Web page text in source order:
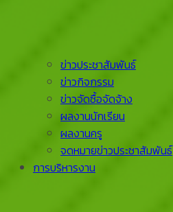
ข่าวประชาสัมพันธ์
ข่าวกิจกรรม
ข่าวจัดซื้อจัดจ้าง
ผลงานนักเรียน
ผลงานครู
จดหมายข่าวประชาสัมพันธ์
การบริหารงาน